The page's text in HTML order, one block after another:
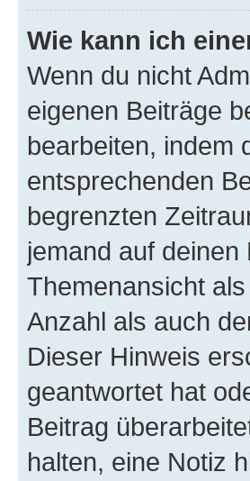
Wie kann ich
Wenn du nicht
eigenen Beiträge
bearbeiten, indem
entsprechenden
begrenzten
jemand auf
Themenansicht
Anzahl als auch
Dieser Hinweis
geantwortet hat
Beitrag
halten, eine Notiz